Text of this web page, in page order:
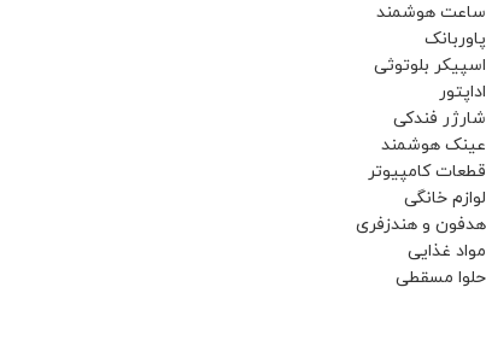
ساعت هوشمند
پاوربانک
اسپیکر بلوتوثی
اداپتور
شارژر فندکی
عینک هوشمند
قطعات کامپیوتر
لوازم خانگی
هدفون و هندزفری
مواد غذایی
حلوا مسقطی